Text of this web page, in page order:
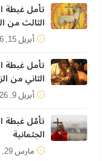
تأمل غبطة
الثالث من
أبريل 15, 2026
تأمل غبطة
الثاني من
أبريل 9, 2026
تأمّل غبطة
الجثمانية
مارس 29, 2026